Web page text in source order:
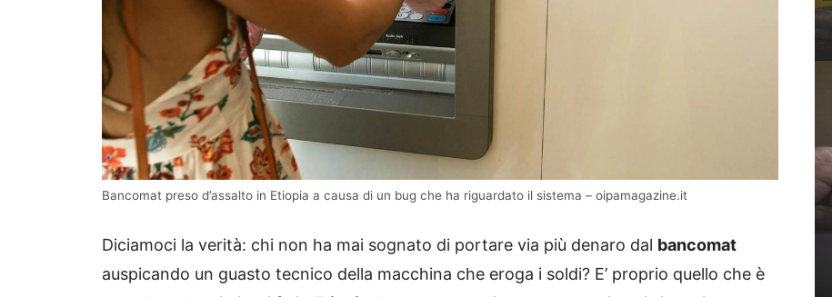
Bancomat preso d’assalto in Etiopia a causa di un bug che ha riguardato il sistema – oipamagazine.it
Diciamoci la verità: chi non ha mai sognato di portare via più denaro dal bancomat
auspicando un guasto tecnico della macchina che eroga i soldi? E’ proprio quello che è